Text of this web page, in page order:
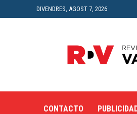
DIVENDRES, AGOST 7, 2026
del
CONTACTO